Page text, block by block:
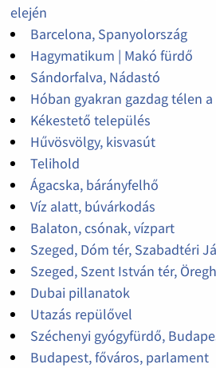
elején
Barcelona, Spanyolország
Hagymatikum | Makó fürdő
Sándorfalva, Nádastó
Hóban gyakran gazdag télen
Kékestető település
Hűvösvölgy, kisvasút
Telihold
Ágacska, bárányfelhő
Víz alatt, búvárkodás
Balaton, csónak, vízpart
Szeged, Dóm tér, Szabadtéri
Szeged, Szent István tér,
Dubai pillanatok
Utazás repülővel
Széchenyi gyógyfürdő,
Budapest, főváros, parlament